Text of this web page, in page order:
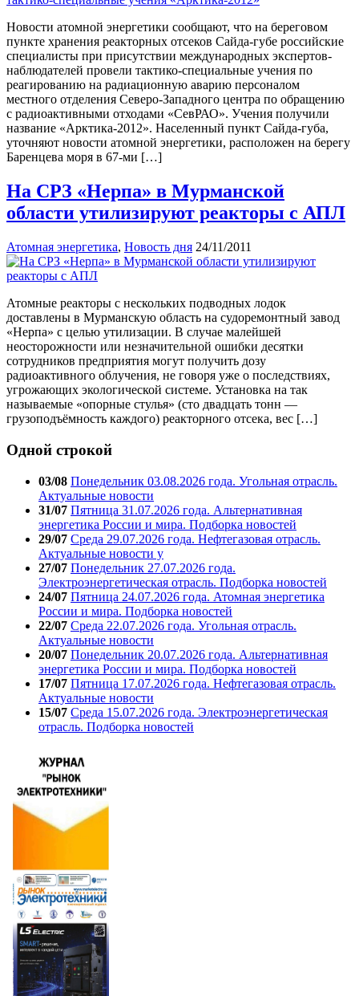
Новости атомной энергетики сообщают, что на береговом
пункте хранения реакторных отсеков Сайда-губе российские
специалисты при присутствии международных экспертов-
наблюдателей провели тактико-специальные учения по
реагированию на радиационную аварию персоналом
местного отделения Северо-Западного центра по обращению
с радиоактивными отходами «СевРАО». Учения получили
название «Арктика-2012». Населенный пункт Сайда-губа,
уточняют новости атомной энергетики, расположен на берегу
Баренцева моря в 67-ми […]
На СРЗ «Нерпа» в Мурманской
области утилизируют реакторы с АПЛ
Атомная энергетика, Новость дня 24/11/2011
Атомные реакторы с нескольких подводных лодок
доставлены в Мурманскую область на судоремонтный завод
«Нерпа» с целью утилизации. В случае малейшей
неосторожности или незначительной ошибки десятки
сотрудников предприятия могут получить дозу
радиоактивного облучения, не говоря уже о последствиях,
угрожающих экологической системе. Установка на так
называемые «опорные стулья» (сто двадцать тонн —
грузоподъёмность каждого) реакторного отсека, вес […]
Одной строкой
03/08 Понедельник 03.08.2026 года. Угольная отрасль.
Актуальные новости
31/07 Пятница 31.07.2026 года. Альтернативная
энергетика России и мира. Подборка новостей
29/07 Среда 29.07.2026 года. Нефтегазовая отрасль.
Актуальные новости у
27/07 Понедельник 27.07.2026 года.
Электроэнергетическая отрасль. Подборка новостей
24/07 Пятница 24.07.2026 года. Атомная энергетика
России и мира. Подборка новостей
22/07 Среда 22.07.2026 года. Угольная отрасль.
Актуальные новости
20/07 Понедельник 20.07.2026 года. Альтернативная
энергетика России и мира. Подборка новостей
17/07 Пятница 17.07.2026 года. Нефтегазовая отрасль.
Актуальные новости
15/07 Среда 15.07.2026 года. Электроэнергетическая
отрасль. Подборка новостей